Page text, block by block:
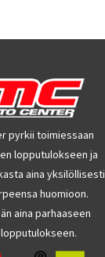
pyrkii toimiessaan
lopputulokseen ja
aina yksilöllisesti
huomioon.
aina parhaaseen